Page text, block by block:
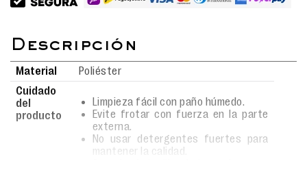
Material
Poliéster
Cuidado
del
producto
Limpieza fácil con paño húmedo.
Evite frotar con fuerza en la parte
externa.
No usar detergentes fuertes para
mantener la calidad.